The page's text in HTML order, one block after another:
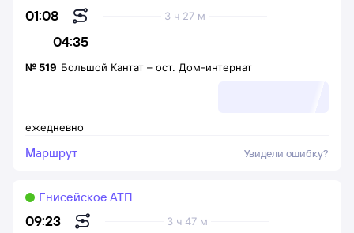
01:08
04:35
3 ч 27 м
ежедневно
№ 519 Большой Кантат – ост. Дом-интернат
Маршрут Увидели ошибку?
09:23
3 ч 47 м
Енисейское АТП